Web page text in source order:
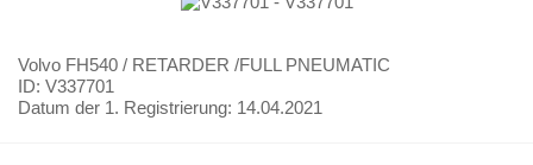
Volvo FH540 / RETARDER /FULL PNEUMATIC
ID: V337701
Datum der 1. Registrierung: 14.04.2021